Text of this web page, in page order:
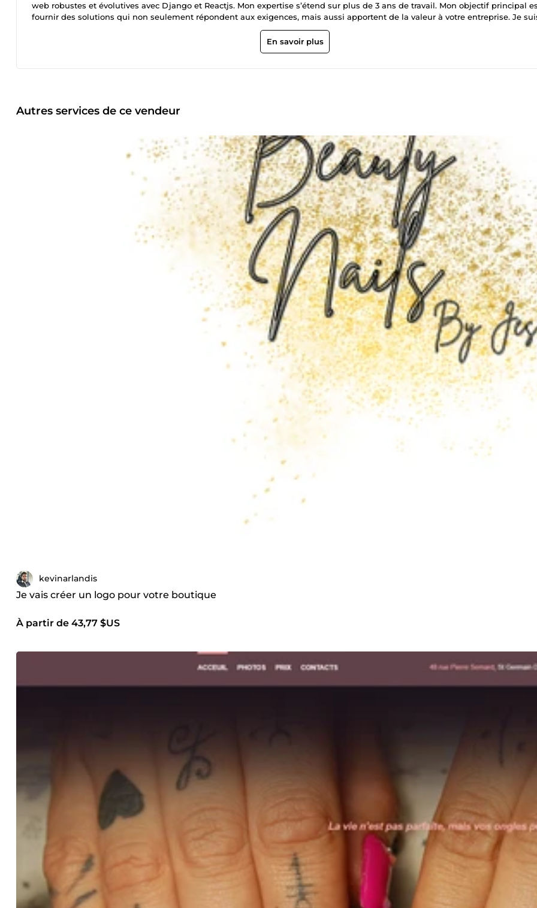
web robustes et évolutives avec Django et Reactjs. Mon expertise s’étend sur plus de 3 ans de travail. Mon objectif principal
fournir des solutions qui non seulement répondent aux exigences, mais aussi apportent de la valeur à votre entreprise. Je
connu pour ma capacité à résoudre des problèmes complexes, à respecter les délais et à fournir un code de haute qualité. Je
toujours prêt à apprendre et à m’adapter aux nouvelles technologies et tendances. Si vous cherchez un développeur Python
et compétent pour donner vie à vos idées, n’hésitez pas à me contacter. Je serais ravi de discuter de la manière dont je peux
En savoir plus
Autres services de ce vendeur
kevinarlandis
Je vais créer un logo pour votre boutique
À partir de 43,77 $US